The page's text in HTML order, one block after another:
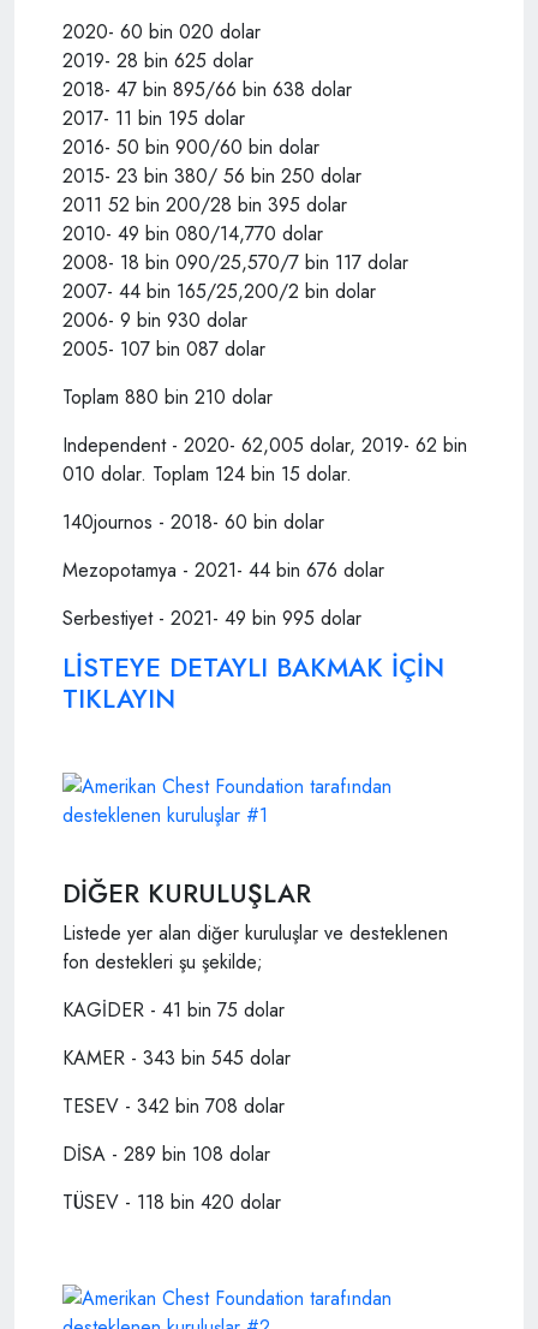
2020- 60 bin 020 dolar
2019- 28 bin 625 dolar
2018- 47 bin 895/66 bin 638 dolar
2017- 11 bin 195 dolar
2016- 50 bin 900/60 bin dolar
2015- 23 bin 380/ 56 bin 250 dolar
2011 52 bin 200/28 bin 395 dolar
2010- 49 bin 080/14,770 dolar
2008- 18 bin 090/25,570/7 bin 117 dolar
2007- 44 bin 165/25,200/2 bin dolar
2006- 9 bin 930 dolar
2005- 107 bin 087 dolar
Toplam 880 bin 210 dolar
Independent - 2020- 62,005 dolar, 2019- 62 bin
010 dolar. Toplam 124 bin 15 dolar.
140journos - 2018- 60 bin dolar
Mezopotamya - 2021- 44 bin 676 dolar
Serbestiyet - 2021- 49 bin 995 dolar
LİSTEYE DETAYLI BAKMAK İÇİN
TIKLAYIN
DİĞER KURULUŞLAR
Listede yer alan diğer kuruluşlar ve desteklenen
fon destekleri şu şekilde;
KAGİDER - 41 bin 75 dolar
KAMER - 343 bin 545 dolar
TESEV - 342 bin 708 dolar
DİSA - 289 bin 108 dolar
TÜSEV - 118 bin 420 dolar